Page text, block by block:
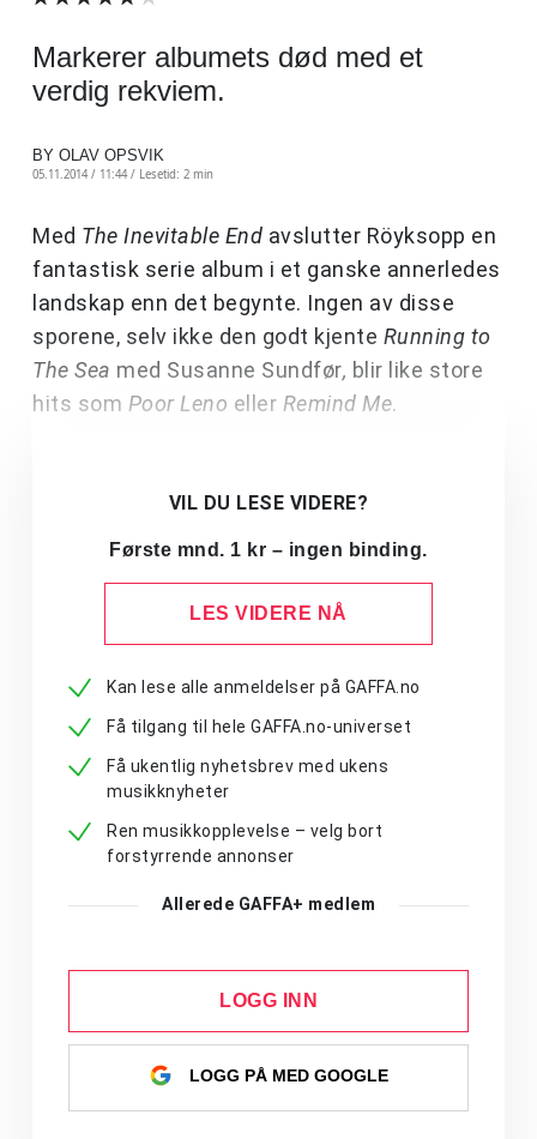
Markerer albumets død med et
verdig rekviem.
BY OLAV OPSVIK
05.11.2014 / 11:44 / Lesetid: 2 min
Med The Inevitable End avslutter Röyksopp en
fantastisk serie album i et ganske annerledes
landskap enn det begynte. Ingen av disse
sporene, selv ikke den godt kjente Running to
The Sea med Susanne Sundfør, blir like store
hits som Poor Leno eller Remind Me.
VIL DU LESE VIDERE?
Første mnd. 1 kr – ingen binding.
LES VIDERE NÅ
Kan lese alle anmeldelser på GAFFA.no
Få tilgang til hele GAFFA.no-universet
Få ukentlig nyhetsbrev med ukens
musikknyheter
Ren musikkopplevelse – velg bort
forstyrrende annonser
Allerede GAFFA+ medlem
LOGG INN
LOGG PÅ MED GOOGLE